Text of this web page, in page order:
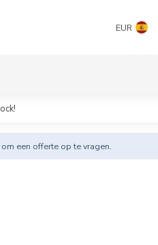
EUR
een offerte op te vragen.